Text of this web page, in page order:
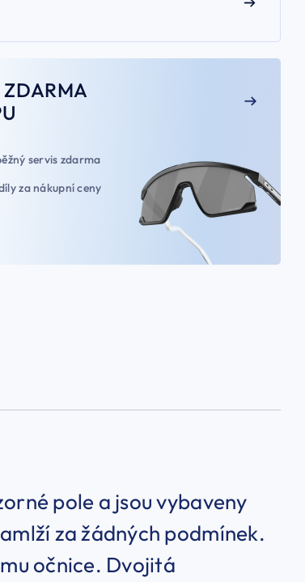
servis zdarma
za nákupní ceny
pole a jsou vybaveny
za žádných podmínek.
očnice. Dvojitá